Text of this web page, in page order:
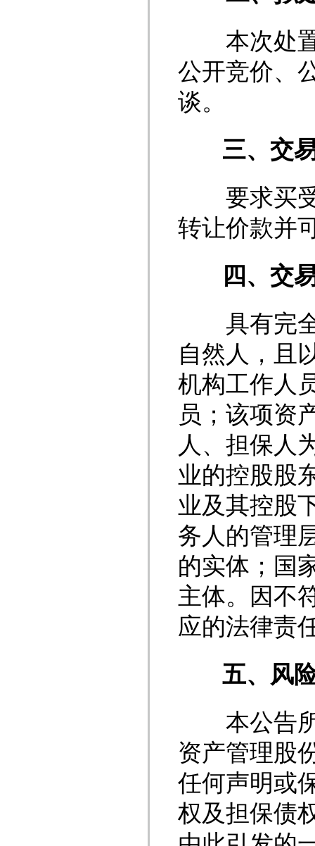
本次处置
公开竞价、
谈。
三、 交
要求买受
转让价款并
四、 交
具有完全
自然人，且
机构工作人
员；该项资
人、担保人
业的控股股
业及其控股
务人的管理
的实体；国
主体。因不
应的法律责
五、风险
本公告所
资产管理股
任何声明或
权及担保债